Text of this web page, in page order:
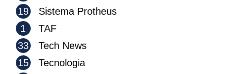
19
Sistema Protheus
1
TAF
33
Tech News
15
Tecnologia